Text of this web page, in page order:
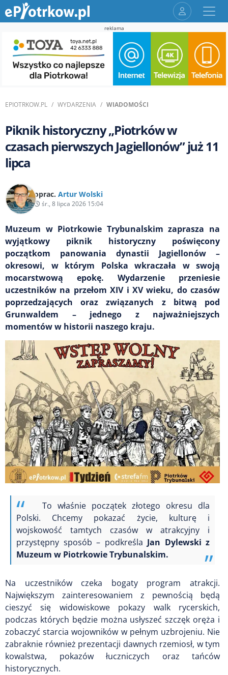
reklama
EPIOTRKOW.PL WYDARZENIA WIADOMOŚCI
Piknik historyczny „Piotrków w
czasach pierwszych Jagiellonów” już 11
lipca
oprac. Artur Wolski
śr., 8 lipca 2026 15:04
Muzeum w Piotrkowie Trybunalskim zaprasza na
wyjątkowy piknik historyczny poświęcony
początkom panowania dynastii Jagiellonów –
okresowi, w którym Polska wkraczała w swoją
mocarstwową epokę. Wydarzenie przeniesie
uczestników na przełom XIV i XV wieku, do czasów
poprzedzających oraz związanych z bitwą pod
Grunwaldem – jednego z najważniejszych
momentów w historii naszego kraju.
To właśnie początek złotego okresu dla
Polski. Chcemy pokazać życie, kulturę i
wojskowość tamtych czasów w atrakcyjny i
przystępny sposób – podkreśla Jan Dylewski z
Muzeum w Piotrkowie Trybunalskim.
Na uczestników czeka bogaty program atrakcji.
Największym zainteresowaniem z pewnością będą
cieszyć się widowiskowe pokazy walk rycerskich,
podczas których będzie można usłyszeć szczęk oręża i
zobaczyć starcia wojowników w pełnym uzbrojeniu. Nie
zabraknie również prezentacji dawnych rzemiosł, w tym
kowalstwa, pokazów łuczniczych oraz tańców
historycznych.